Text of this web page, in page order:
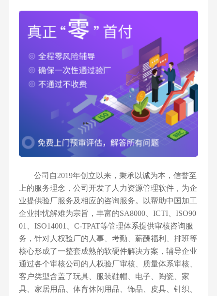
公司自2019年创立以来，秉承以诚为本，信誉至
上的服务理念，公司开发了人力资源管理软件，为企
业提供验厂服务及相应的咨询服务。以帮助中国加工
企业排忧解难为宗旨，丰富的SA8000、ICTI、ISO90
01、ISO14001、C-TPAT等管理体系提供审核咨询服
务，针对人权验厂的人事、考勤、薪酬福利、排班等
核心形成了一整套成熟的软硬件解决方案，辅导企业
通过各个审核公司的人权验厂审核、质量体系审核、
客户类型含盖了玩具、服装鞋帽、电子、陶瓷、家
具、家居用品、体育休闲用品、饰品、皮具、针织、